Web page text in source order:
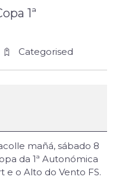
1ª
Categorised
mañá, sábado 8
da 1ª Autonómica
e o Alto do Vento FS.